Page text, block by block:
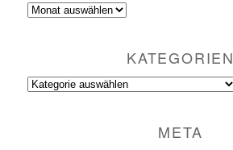
Archiv
KATEGORIEN
Kategorien
META